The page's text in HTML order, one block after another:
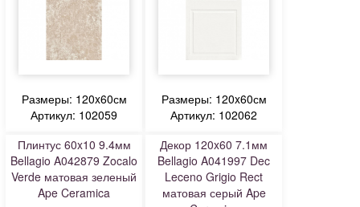
Размеры: 120x60см
Артикул: 102059
Размеры: 120x60см
Артикул: 102062
Плинтус 60x10 9.4мм
Bellagio A042879 Zocalo
Verde матовая зеленый
Ape Ceramica
Декор 120x60 7.1мм
Bellagio A041997 Dec
Leceno Grigio Rect
матовая серый Ape